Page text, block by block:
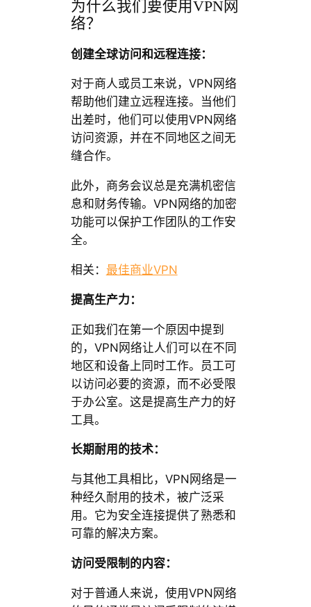
为什么我们要使用VPN网
络？
创建全球访问和远程连接：
对于商人或员工来说，VPN网络
帮助他们建立远程连接。当他们
出差时，他们可以使用VPN网络
访问资源，并在不同地区之间无
缝合作。
此外，商务会议总是充满机密信
息和财务传输。VPN网络的加密
功能可以保护工作团队的工作安
全。
相关： 最佳商业VPN
提高生产力：
正如我们在第一个原因中提到
的，VPN网络让人们可以在不同
地区和设备上同时工作。员工可
以访问必要的资源，而不必受限
于办公室。这是提高生产力的好
工具。
长期耐用的技术：
与其他工具相比，VPN网络是一
种经久耐用的技术，被广泛采
用。它为安全连接提供了熟悉和
可靠的解决方案。
访问受限制的内容：
对于普通人来说，使用VPN网络